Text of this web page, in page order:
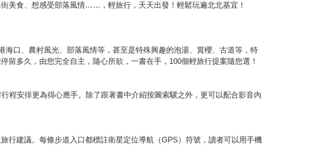
美食、想感受部落風情……，輕旅行，天天出發！輕鬆玩遍北北基宜！
口、農村風光、部落風情等，甚至是特殊興趣的泡湯、賞櫻、古道等，特
多久，由您完全自主，隨心所欲，一書在手，100個輕旅行提案隨您選！
程安排更為得心應手。除了跟著書中介紹按圖索驥之外，更可以配合影音內
行建議。每條步道入口都標註衛星定位導航（GPS）符號，讀者可以用手機